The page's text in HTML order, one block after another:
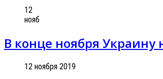
12
нояб
В конце ноября
12 ноября 2019